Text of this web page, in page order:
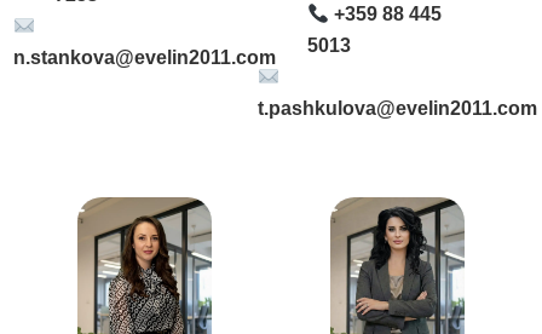
n.stankova@evelin2011.com
+359 88 445
5013
t.pashkulova@evelin2011.com